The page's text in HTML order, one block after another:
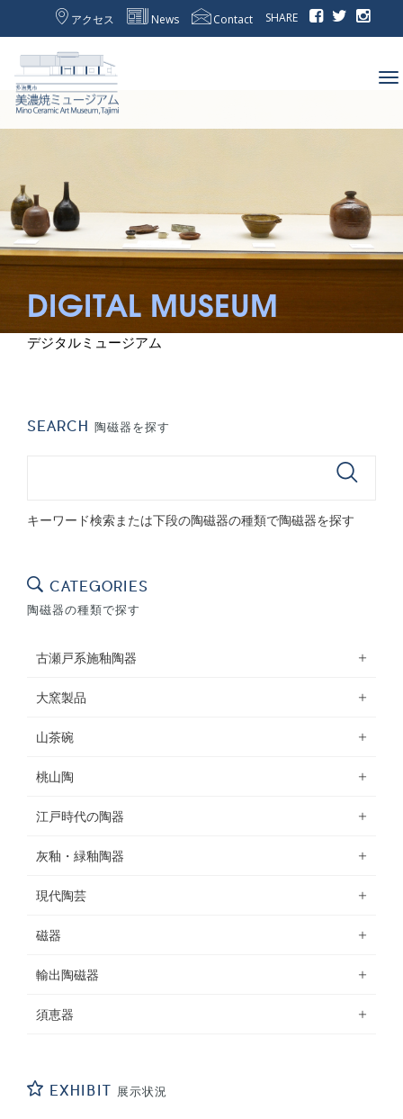
アクセス News Contact SHARE
DIGITAL MUSEUM
デジタルミュージアム
SEARCH 陶磁器を探す
キーワード検索または下段の陶磁器の種類で陶磁器を探す
CATEGORIES
陶磁器の種類で探す
古瀬戸系施釉陶器
大窯製品
山茶碗
桃山陶
江戸時代の陶器
灰釉・緑釉陶器
現代陶芸
磁器
輸出陶磁器
須恵器
EXHIBIT 展示状況